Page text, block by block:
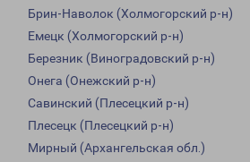
Брин-Наволок (Холмогорский р-н)
Емецк (Холмогорский р-н)
Березник (Виноградовский р-н)
Онега (Онежский р-н)
Савинский (Плесецкий р-н)
Плесецк (Плесецкий р-н)
Мирный (Архангельская обл.)